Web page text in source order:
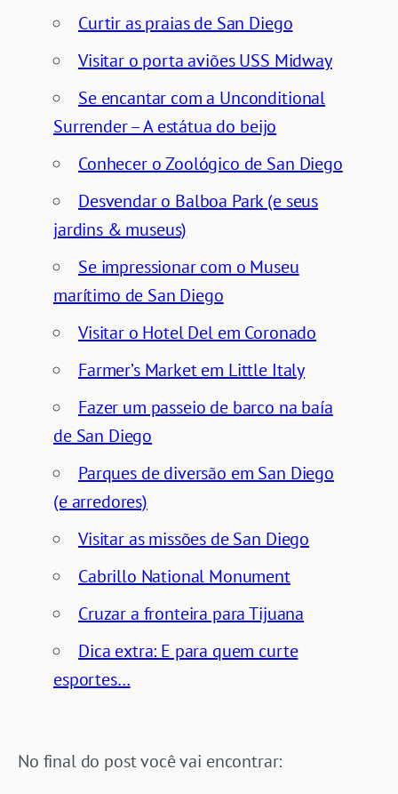
Curtir as praias de San Diego
Visitar o porta aviões USS Midway
Se encantar com a Unconditional
Surrender – A estátua do beijo
Conhecer o Zoológico de San Diego
Desvendar o Balboa Park (e seus
jardins & museus)
Se impressionar com o Museu
marítimo de San Diego
Visitar o Hotel Del em Coronado
Farmer’s Market em Little Italy
Fazer um passeio de barco na baía
de San Diego
Parques de diversão em San Diego
(e arredores)
Visitar as missões de San Diego
Cabrillo National Monument
Cruzar a fronteira para Tijuana
Dica extra: E para quem curte
esportes…
No final do post você vai encontrar: